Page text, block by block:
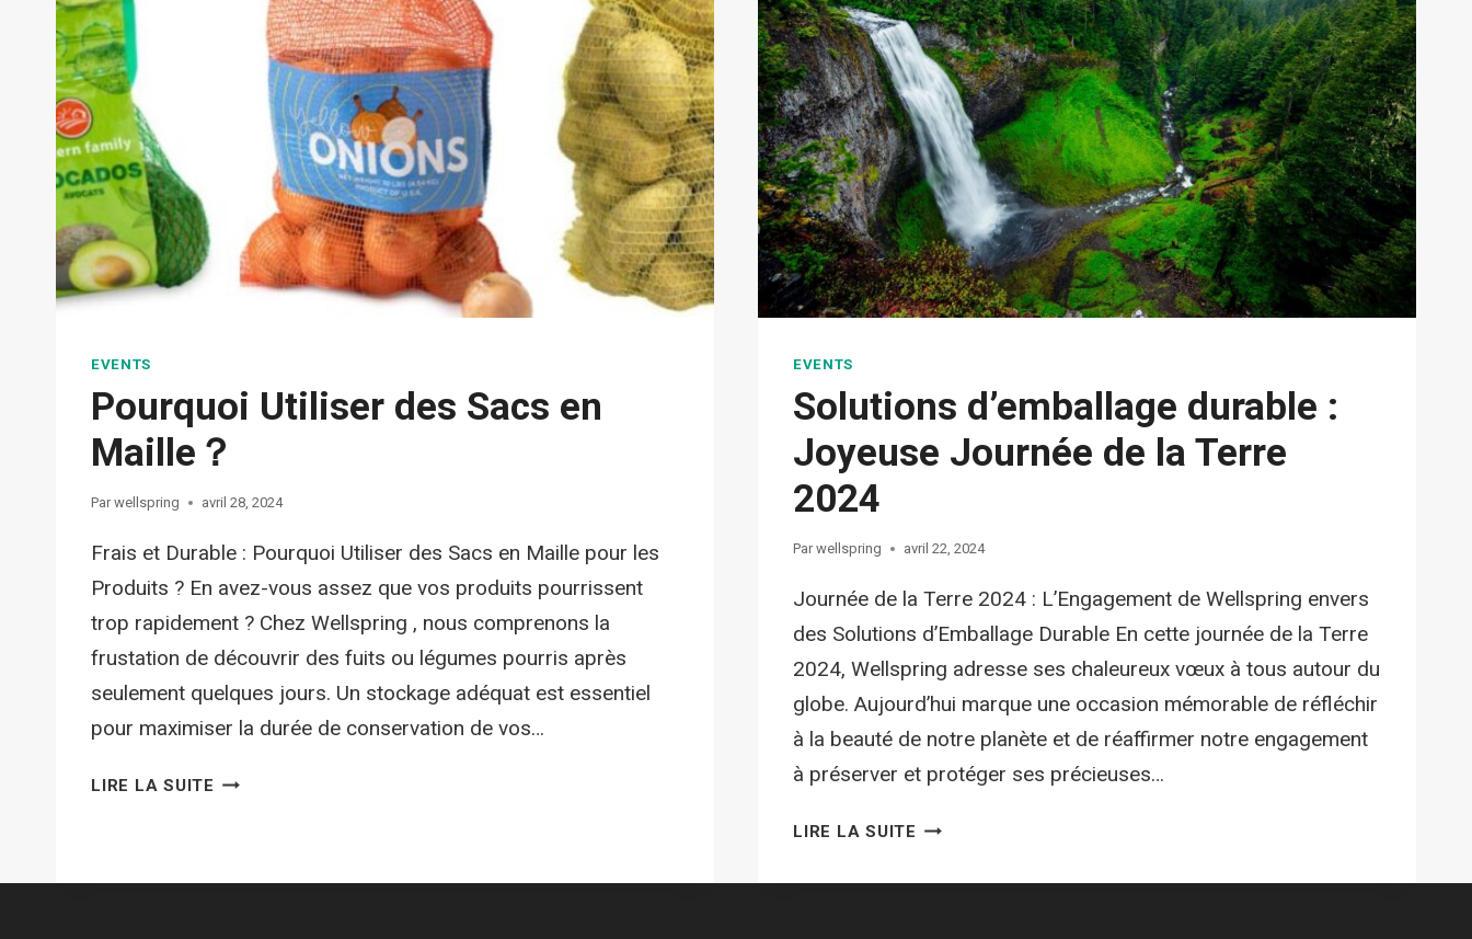
EVENTS
Pourquoi Utiliser des Sacs en
Maille？
Par wellspring avril 28, 2024
Frais et Durable : Pourquoi Utiliser des Sacs en Maille pour les
Produits ? En avez-vous assez que vos produits pourrissent
trop rapidement ? Chez Wellspring , nous comprenons la
frustation de découvrir des fuits ou légumes pourris après
seulement quelques jours. Un stockage adéquat est essentiel
pour maximiser la durée de conservation de vos…
LIRE LA SUITE
EVENTS
Solutions d’emballage durable :
Joyeuse Journée de la Terre
2024
Par wellspring avril 22, 2024
Journée de la Terre 2024 : L’Engagement de Wellspring envers
des Solutions d’Emballage Durable En cette journée de la Terre
2024, Wellspring adresse ses chaleureux vœux à tous autour du
globe. Aujourd’hui marque une occasion mémorable de réfléchir
à la beauté de notre planète et de réaffirmer notre engagement
à préserver et protéger ses précieuses…
LIRE LA SUITE